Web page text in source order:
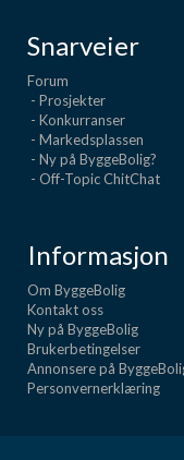
Snarveier
Forum
- Prosjekter
- Konkurranser
- Markedsplassen
- Ny på ByggeBolig?
- Off-Topic ChitChat
Informasjon
Om ByggeBolig
Kontakt oss
Ny på ByggeBolig
Brukerbetingelser
Annonsere på
Personvernerklæring